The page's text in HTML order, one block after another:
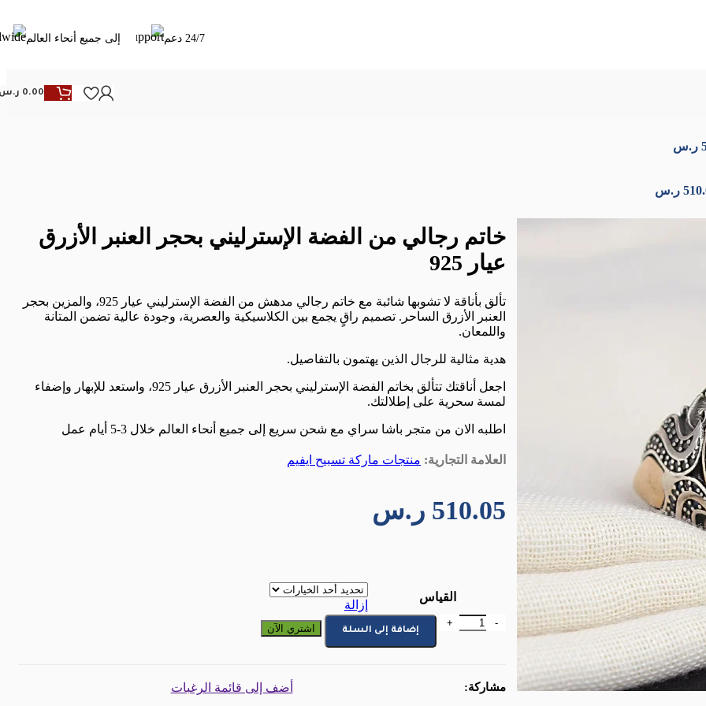
24/7 دعم إلى جميع أنحاء العالم
0.00
ر.س
ر.س
خاتم رجالي من الفضة الإسترليني بحجر العنبر الأزرق
عيار 925
تألق بأناقة لا تشوبها شائبة مع خاتم رجالي مدهش من الفضة الإسترليني عيار 925، والمزين بحجر
العنبر الأزرق الساحر. تصميم راقٍ يجمع بين الكلاسيكية والعصرية، وجودة عالية تضمن المتانة
واللمعان.
هدية مثالية للرجال الذين يهتمون بالتفاصيل.
اجعل أناقتك تتألق بخاتم الفضة الإسترليني بحجر العنبر الأزرق عيار 925، واستعد للإبهار وإضفاء
لمسة سحرية على إطلالتك.
اطلبه الان من متجر باشا سراي مع شحن سريع إلى جميع أنحاء العالم خلال 3-5 أيام عمل
العلامة التجارية: منتجات ماركة تسبيح ايفيم
510.05 ر.س
القياس
إزالة
كمية خاتم رجالي من الفضة الإسترليني بحجر العنبر الأزرق عيار 925
إضافة إلى السلة اشتري الآن
أضف إلى قائمة الرغبات مشاركة: